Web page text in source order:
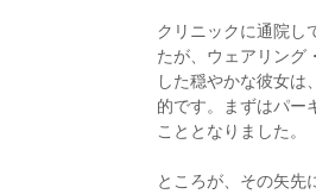
クリニックに通院し
たが、ウェアリング
した穏やかな彼女は
的です。まずはパー
こととなりました。
ところが、その矢先